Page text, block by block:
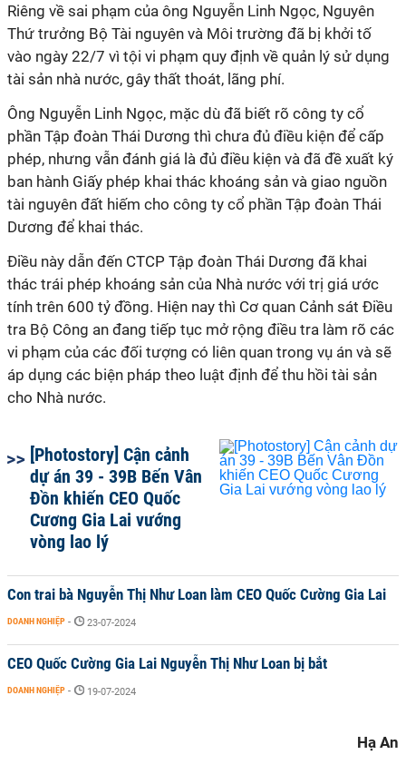
Riêng về sai phạm của ông Nguyễn Linh Ngọc, Nguyên
Thứ trưởng Bộ Tài nguyên và Môi trường đã bị khởi tố
vào ngày 22/7 vì tội vi phạm quy định về quản lý sử dụng
tài sản nhà nước, gây thất thoát, lãng phí.
Ông Nguyễn Linh Ngọc, mặc dù đã biết rõ công ty cổ
phần Tập đoàn Thái Dương thì chưa đủ điều kiện để cấp
phép, nhưng vẫn đánh giá là đủ điều kiện và đã đề xuất ký
ban hành Giấy phép khai thác khoáng sản và giao nguồn
tài nguyên đất hiếm cho công ty cổ phần Tập đoàn Thái
Dương để khai thác.
Điều này dẫn đến CTCP Tập đoàn Thái Dương đã khai
thác trái phép khoáng sản của Nhà nước với trị giá ước
tính trên 600 tỷ đồng. Hiện nay thì Cơ quan Cảnh sát Điều
tra Bộ Công an đang tiếp tục mở rộng điều tra làm rõ các
vi phạm của các đối tượng có liên quan trong vụ án và sẽ
áp dụng các biện pháp theo luật định để thu hồi tài sản
cho Nhà nước.
[Photostory] Cận cảnh
dự án 39 - 39B Bến Vân
Đồn khiến CEO Quốc
Cương Gia Lai vướng
vòng lao lý
Con trai bà Nguyễn Thị Như Loan làm CEO Quốc Cường Gia Lai
DOANH NGHIỆP - 23-07-2024
CEO Quốc Cường Gia Lai Nguyễn Thị Như Loan bị bắt
DOANH NGHIỆP - 19-07-2024
Hạ An